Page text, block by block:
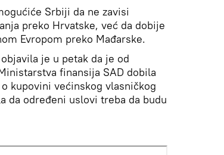
Srbiji da ne zavisi
preko Hrvatske, već da dobije
Evropom preko Mađarske.
je u petak da je od
finansija SAD dobila
kupovini većinskog vlasničkog
da određeni uslovi treba da budu